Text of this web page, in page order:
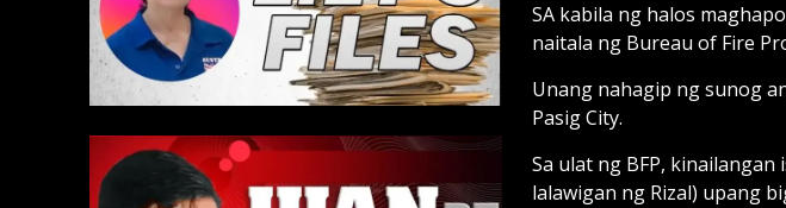
SA kabila ng halos
naitala ng Bureau of Fire
Unang nahagip ng sunog
Pasig City.
Sa ulat ng BFP,
lalawigan ng Rizal) upang